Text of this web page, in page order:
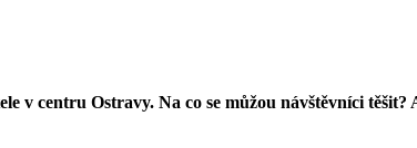
v centru Ostravy. Na co se můžou návštěvníci těšit?